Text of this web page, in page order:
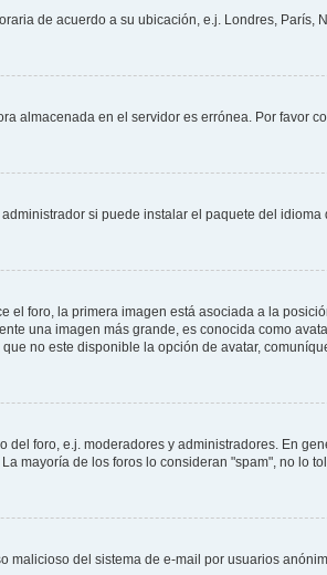
de acuerdo a su ubicación, e.j. Londres, París,
almacenada en el servidor es errónea. Por favor
si puede instalar el paquete del
foro, la primera imagen está asociada a la
una imagen más grande, es conocida como
no este disponible la opción de avatar,
foro, e.j. moderadores y administradores. En
mayoría de los foros lo consideran "spam", no lo
malicioso del sistema de e-mail por usuarios